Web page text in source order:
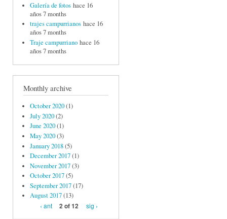
Galería de fotos hace 16
años 7 months
trajes campurrianos hace 16
años 7 months
Traje campurriano hace 16
años 7 months
Monthly archive
October 2020(1)
July 2020(2)
June 2020(1)
May 2020(3)
January 2018(5)
December 2017(1)
November 2017(3)
October 2017(5)
September 2017(17)
August 2017(13)
‹ ant
2 of 12 sig ›